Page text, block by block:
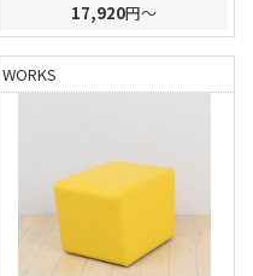
17,920円～
WORKS